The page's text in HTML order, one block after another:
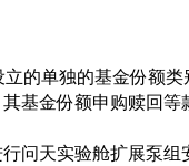
单独的基金份额类
基金份额申购赎回
天实验舱扩展泵组